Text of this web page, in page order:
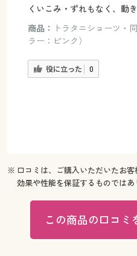
くいこみ・ずれもなく、動
商品：
トラタニショーツ・
ラー：ピンク）
役に立った 0
※ 口コミは、ご購入いただいたお
効果や性能を保証するものではあ
この商品の口コミ